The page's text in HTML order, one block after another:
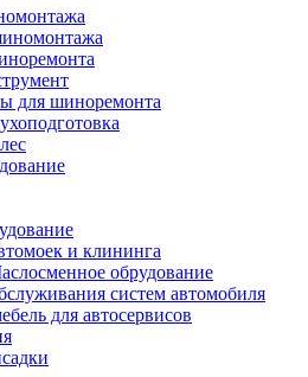
для шиноремонта
и клининга
обрудование
систем автомобиля
для автосервисов